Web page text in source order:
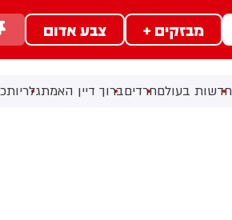
מבזקים + צבע אדום
חדשות בעולםחרדיםברוך דיין האמתגלריות